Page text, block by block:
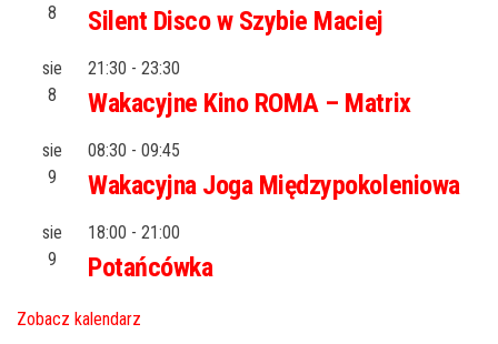
8
Silent Disco w Szybie Maciej
sie
8
21:30 - 23:30
Wakacyjne Kino ROMA – Matrix
sie
9
08:30 - 09:45
Wakacyjna Joga Międzypokoleniowa
sie
9
18:00 - 21:00
Potańcówka
Zobacz kalendarz